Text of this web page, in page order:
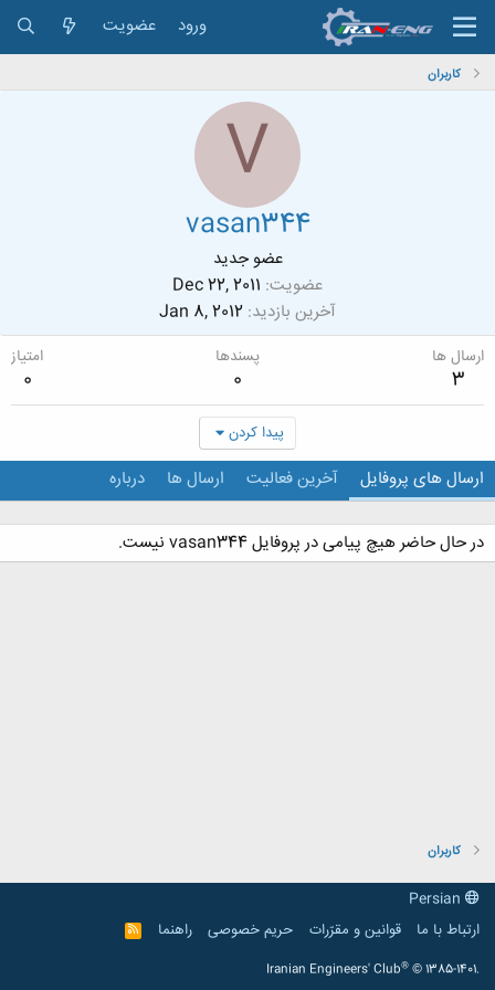
ورود عضویت
کاربران
V
vasan344
عضو جدید
عضویت Dec 22, 2011
آخرین بازدید Jan 8, 2012
ارسال ها
3
پسندها
0
امتیاز
0
پیدا کردن
ارسال های پروفایل آخرین فعالیت ارسال ها درباره
در حال حاضر هیچ پیامی در پروفایل vasan344 نیست.
کاربران
ارتباط با ما
قوانین و مقرّرات حریم خصوصی راهنما
R
S
Iranian Engineers' Club® © 1385-1401.